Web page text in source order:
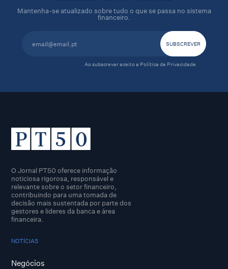
Mantenha-se atualizado sobre tudo o que se passa no sistema
financeiro.
Ao subscrever aceito a Política de Privacidade
O Jornal PT50 oferece informação
noticiosa rigorosa, responsável e
relevante sobre o setor financeiro,
contribuindo para uma tomada de
decisão mais sustentada por parte dos
gestores e lideres da banca e área
financeira.
NOTÍCIAS
Negócios